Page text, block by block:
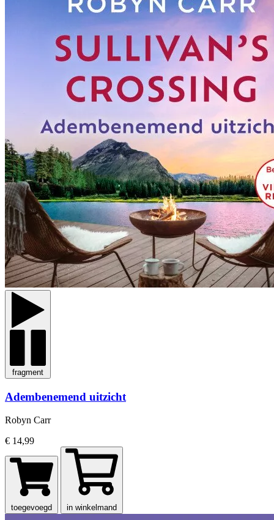
fragment
Adembenemend uitzicht
Robyn Carr
€ 14,99
toegevoegd in winkelmand